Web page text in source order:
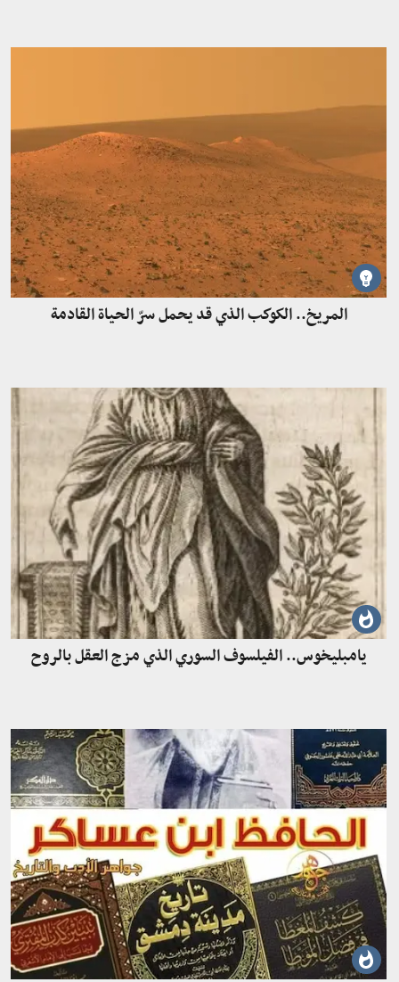
المريخ.. الكوكب الذي قد يحمل سرّ الحياة القادمة
يامبليخوس.. الفيلسوف السوري الذي مزج العقل بالروح